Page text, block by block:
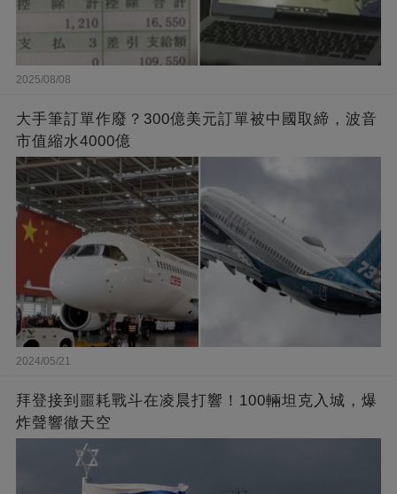
2025/08/08
大手筆訂單作廢？300億美元訂單被中國取締，波音
市值縮水4000億
2024/05/21
拜登接到噩耗戰斗在凌晨打響！100輛坦克入城，爆
炸聲響徹天空